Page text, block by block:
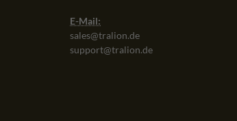
E-Mail:
sales@tralion.de
support@tralion.de